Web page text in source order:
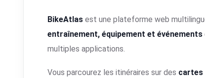
BikeAtlas est une plateforme web
entraînement, équipement et événements
multiples applications.
Vous parcourez les itinéraires sur des cartes